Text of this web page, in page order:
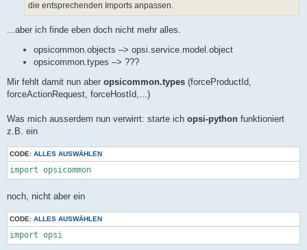
die entsprechenden Imports anpassen.
...aber ich finde eben doch nicht mehr alles.
opsicommon.objects ­–> opsi.service.model.object
opsicommon.types –> ???
Mir fehlt damit nun aber opsicommon.types (forceProductId,
forceActionRequest, forceHostId,...)
Was mich ausserdem nun verwirrt: starte ich opsi-python funktioniert
z.B. ein
CODE: ALLES AUSWÄHLEN
import opsicommon
noch, nicht aber ein
CODE: ALLES AUSWÄHLEN
import opsi